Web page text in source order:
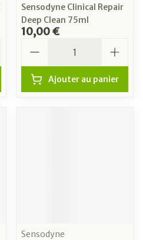
Sensodyne Clinical Repair
Deep Clean 75ml
10,00 €
Ajouter au panier
Sensodyne